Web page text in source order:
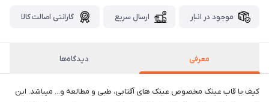
موجود در انبار ارسال سریع گارانتی اصالت کالا
معرفی دیدگاه‌ها
کیف یا قاب عینک مخصوص عینک های آفتابی، طبی و مطالعه و... میباشد. این